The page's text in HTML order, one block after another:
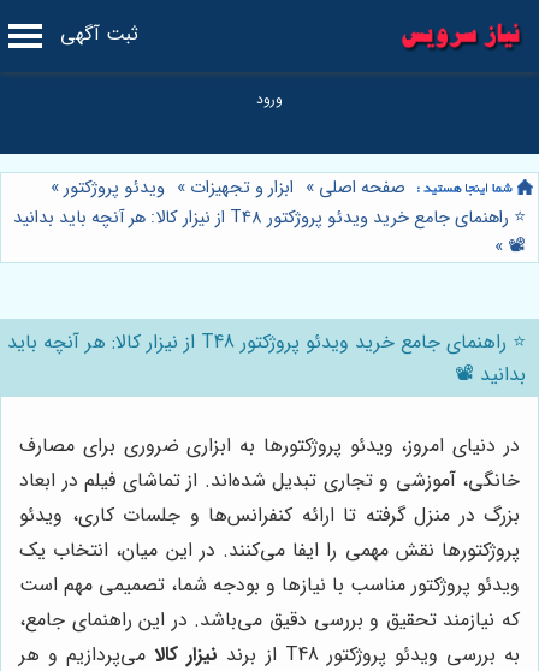
ثبت آگهی
صفحه اصلی » ابزار و تجهیزات » ویدئو پروژکتور»
⭐️ راهنمای جامع خرید ویدئو پروژکتور T48 از نیزار کالا: هر آنچه باید بدانید
📽️
»
⭐️ راهنمای جامع خرید ویدئو پروژکتور T48 از نیزار کالا: هر آنچه باید
بدانید 📽️
در دنیای امروز، ویدئو پروژکتورها به ابزاری ضروری برای مصارف
خانگی، آموزشی و تجاری تبدیل شده‌اند. از تماشای فیلم در ابعاد
بزرگ در منزل گرفته تا ارائه کنفرانس‌ها و جلسات کاری، ویدئو
پروژکتورها نقش مهمی را ایفا می‌کنند. در این میان، انتخاب یک
ویدئو پروژکتور مناسب با نیازها و بودجه شما، تصمیمی مهم است
که نیازمند تحقیق و بررسی دقیق می‌باشد. در این راهنمای جامع،
به بررسی ویدئو پروژکتور T48 از برند
نیزار کالامی‌پردازیم و هر